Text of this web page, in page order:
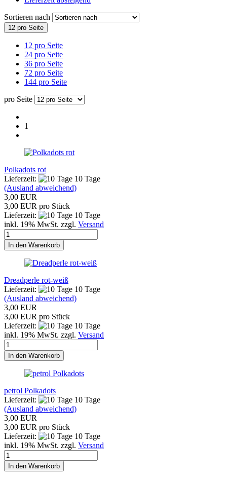
Sortieren nach
12 pro Seite
12 pro Seite
24 pro Seite
36 pro Seite
72 pro Seite
144 pro Seite
pro Seite
1
Polkadots rot
Lieferzeit:
10 Tage
(Ausland abweichend)
3,00 EUR
3,00 EUR pro Stück
Lieferzeit:
10 Tage
inkl. 19% MwSt. zzgl. Versand
In den Warenkorb
Dreadperle rot-weiß
Lieferzeit:
10 Tage
(Ausland abweichend)
3,00 EUR
3,00 EUR pro Stück
Lieferzeit:
10 Tage
inkl. 19% MwSt. zzgl. Versand
In den Warenkorb
petrol Polkadots
Lieferzeit:
10 Tage
(Ausland abweichend)
3,00 EUR
3,00 EUR pro Stück
Lieferzeit:
10 Tage
inkl. 19% MwSt. zzgl. Versand
In den Warenkorb